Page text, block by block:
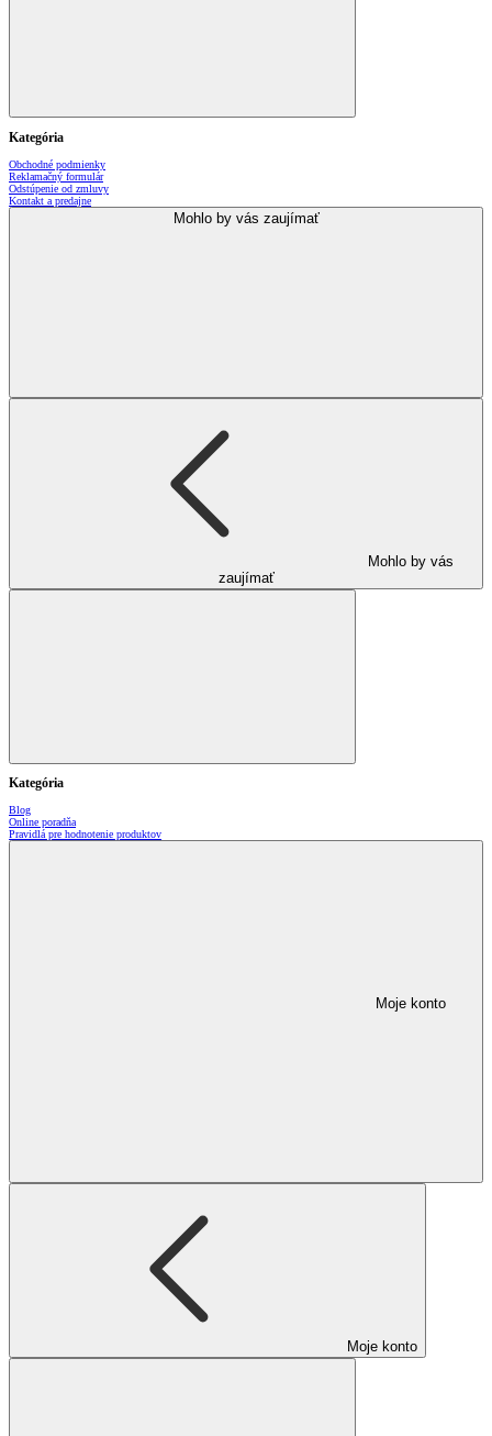
Kategória
Obchodné podmienky
Reklamačný formulár
Odstúpenie od zmluvy
Kontakt a predajne
Mohlo by vás zaujímať
Mohlo by vás
zaujímať
Kategória
Blog
Online poradňa
Pravidlá pre hodnotenie produktov
Moje konto
Moje konto